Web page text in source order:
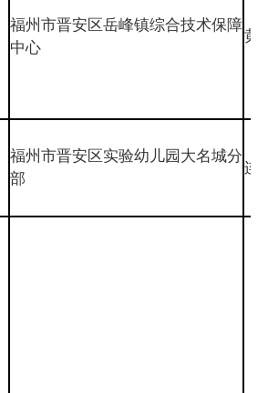
福州市晋安区岳峰镇综合技术保障
中心
黄
福州市晋安区实验幼儿园大名城分
部
连